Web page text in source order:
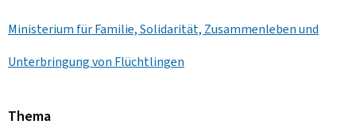
Ministerium für Familie, Solidarität, Zusammenleben und
Unterbringung von Flüchtlingen
Thema